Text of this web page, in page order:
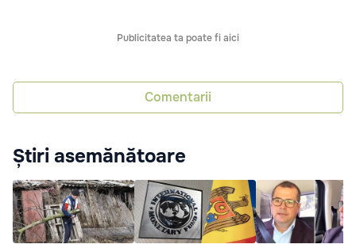
Publicitatea ta poate fi aici
Comentarii
Știri asemănătoare